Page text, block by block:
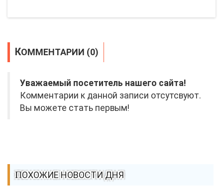
КОММЕНТАРИИ (0)
Уважаемый посетитель нашего сайта!
Комментарии к данной записи отсутсвуют.
Вы можете стать первым!
ПОХОЖИЕ НОВОСТИ ДНЯ